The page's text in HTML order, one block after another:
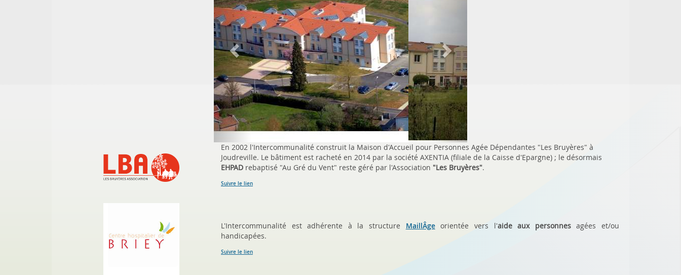
i
o
u
s
En 2002 l'Intercommunalité construit la Maison d'Accueil pour Personnes Agée Dépendantes "Les Bruyères" à
Joudreville. Le bâtiment est racheté en 2014 par la société AXENTIA (filiale de la Caisse d'Epargne) ; le désormais
EHPAD rebaptisé "Au Gré du Vent" reste géré par l'Association "Les Bruyères".
Suivre le lien
L'Intercommunalité est adhérente à la structure MaillÂgeorientée vers l'aide aux personnesagées et/ou
handicapées.
Suivre le lien